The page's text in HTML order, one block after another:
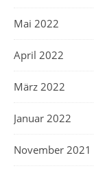
Mai 2022
April 2022
März 2022
Januar 2022
November 2021